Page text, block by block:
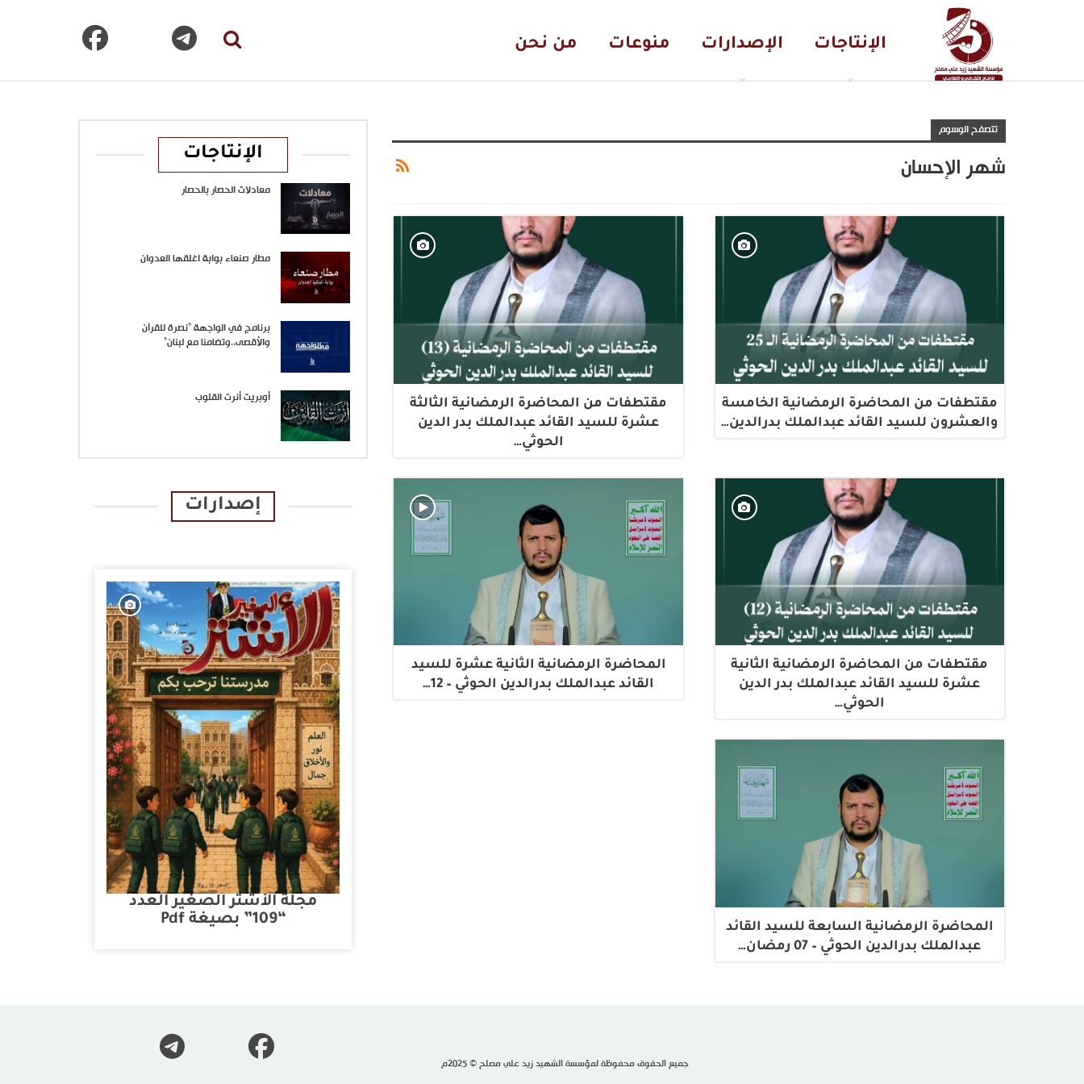
الإنتاجات الإصدارات منوعات من نحن
تتصفح الوسوم
شهر الإحسان
مقتطفات من المحاضرة الرمضانية الخامسة
والعشرون للسيد القائد عبدالملك بدرالدين…
مقتطفات من المحاضرة الرمضانية الثالثة
عشرة للسيد القائد عبدالملك بدر الدين
الحوثي…
مقتطفات من المحاضرة الرمضانية الثانية
عشرة للسيد القائد عبدالملك بدر الدين
الحوثي…
المحاضرة الرمضانية الثانية عشرة للسيد
القائد عبدالملك بدرالدين الحوثي – 12…
المحاضرة الرمضانية السابعة للسيد القائد
عبدالملك بدرالدين الحوثي – 07 رمضان…
الإنتاجات
معادلات الحصار بالحصار
مطار صنعاء بوابة اغلقها العدوان
برنامج في الواجهة “نصرة للقرآن
والأقصى..وتضامنا مع لبنان”
أوبريت أنرت القلوب
إصدارات
مجلة الأشتر الصغير العدد
“109” بصيغة Pdf
جميع الحقوق محفوظة لمؤسسة الشهيد زيد علي مصلح © 2025م